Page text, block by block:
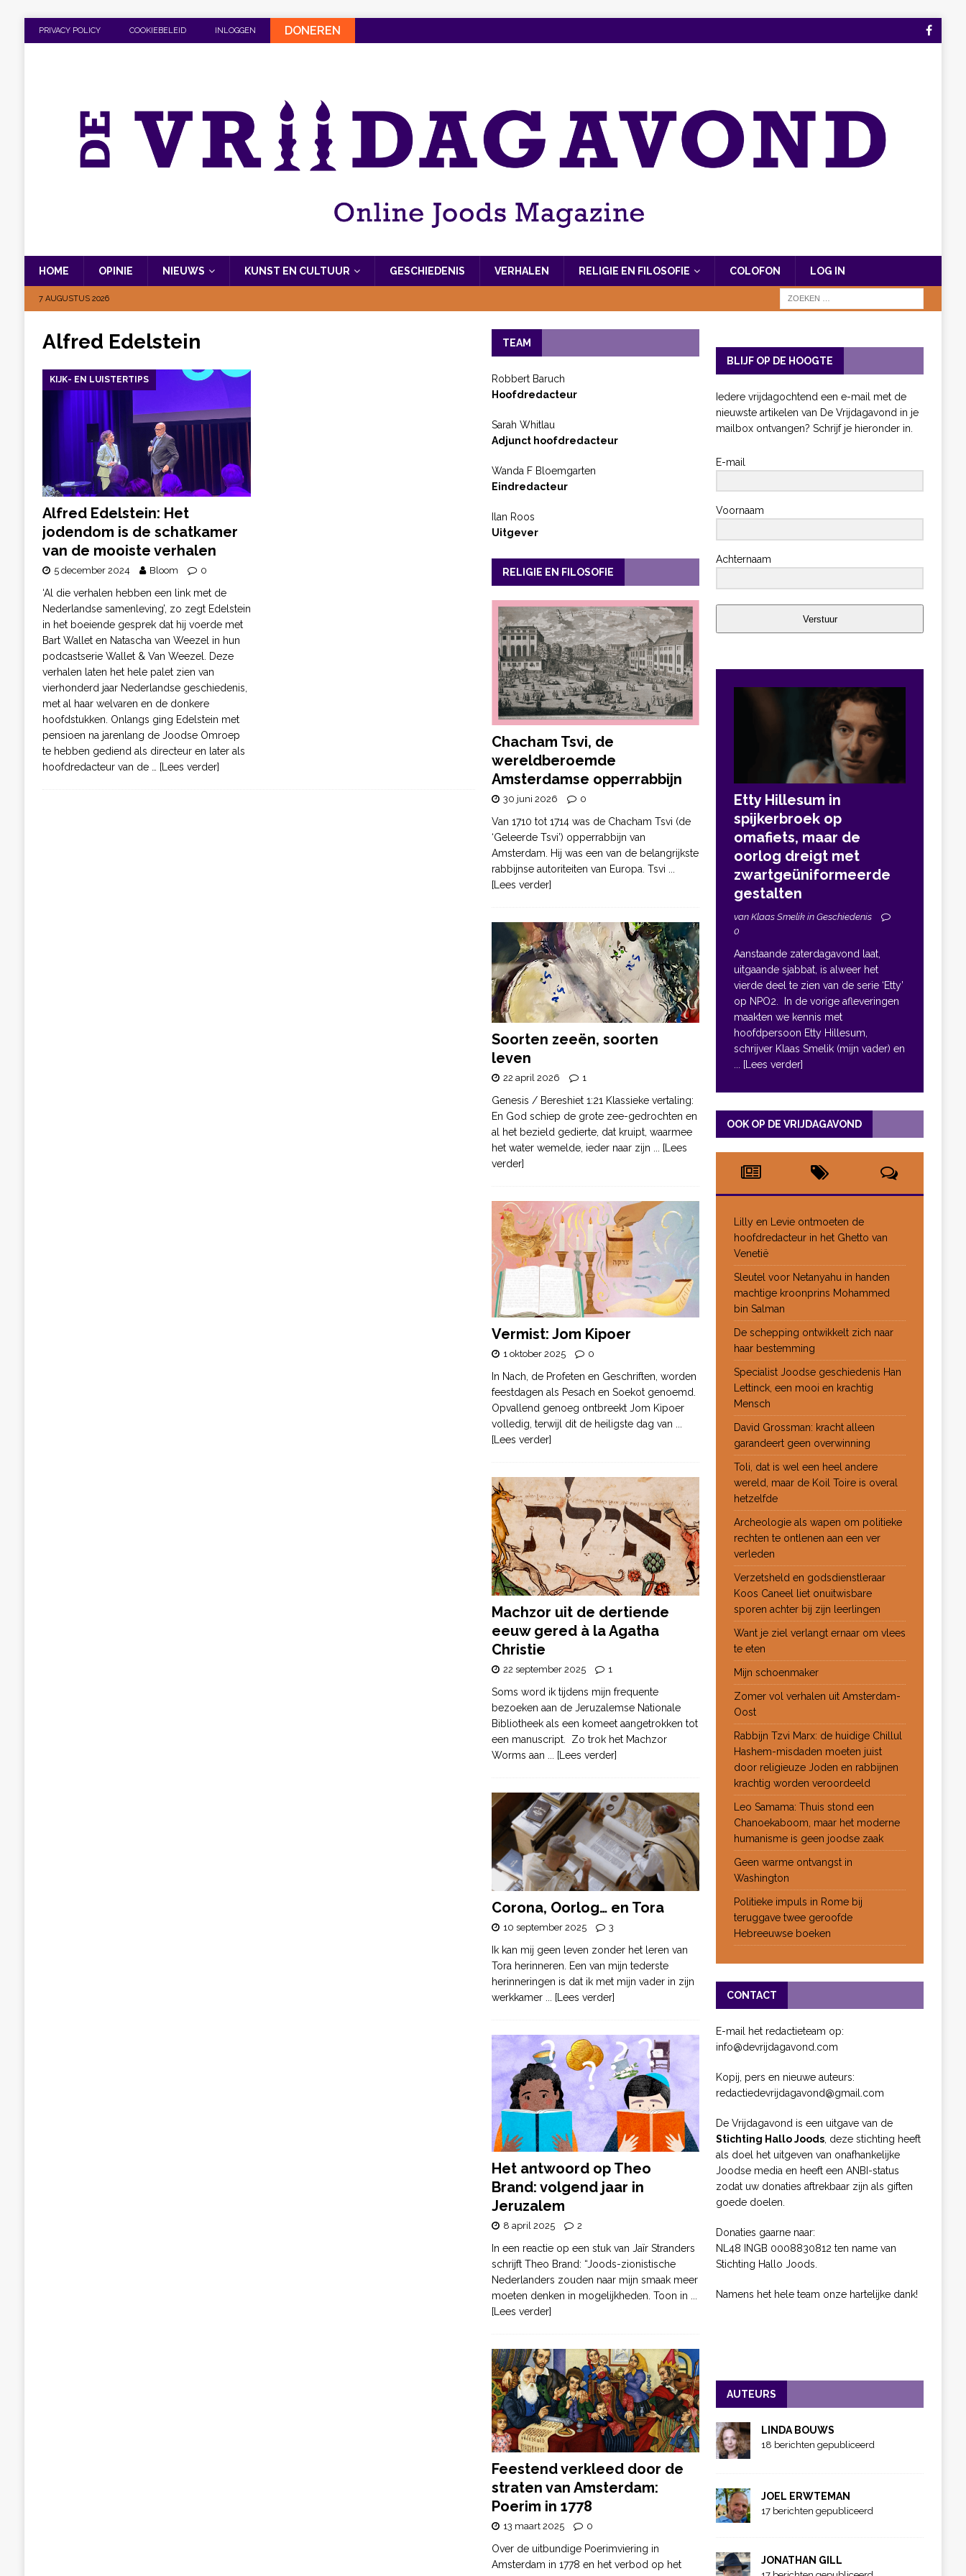
PRIVACY POLICY COOKIEBELEID INLOGGEN DONEREN
HOME OPINIE NIEUWS KUNST EN CULTUUR GESCHIEDENIS VERHALEN RELIGIE EN FILOSOFIE COLOFON LOG IN
7 AUGUSTUS 2026
Alfred Edelstein
KIJK- EN LUISTERTIPS
Alfred Edelstein: Het
jodendom is de schatkamer
van de mooiste verhalen
5 december 2024 Bloom 0
‘Al die verhalen hebben een link met de
Nederlandse samenleving’, zo zegt Edelstein
in het boeiende gesprek dat hij voerde met
Bart Wallet en Natascha van Weezel in hun
podcastserie Wallet & Van Weezel. Deze
verhalen laten het hele palet zien van
vierhonderd jaar Nederlandse geschiedenis,
met al haar welvaren en de donkere
hoofdstukken. Onlangs ging Edelstein met
pensioen na jarenlang de Joodse Omroep
te hebben gediend als directeur en later als
hoofdredacteur van de
… [Lees verder]
TEAM
Robbert Baruch
Hoofdredacteur
Sarah Whitlau
Adjunct hoofdredacteur
Wanda F Bloemgarten
Eindredacteur
Ilan Roos
Uitgever
RELIGIE EN FILOSOFIE
Chacham Tsvi, de
wereldberoemde
Amsterdamse opperrabbijn
30 juni 2026 0
Van 1710 tot 1714 was de Chacham Tsvi (de
‘Geleerde Tsvi’) opperrabbijn van
Amsterdam. Hij was een van de belangrijkste
rabbijnse autoriteiten van Europa. Tsvi
[Lees verder]
Soorten zeeën, soorten
leven
22 april 2026 1
Genesis / Bereshiet 1:21 Klassieke vertaling:
En God schiep de grote zee-gedrochten en
al het bezield gedierte, dat kruipt, waarmee
het water wemelde, ieder naar zijn ... [Lees
verder]
Vermist: Jom Kipoer
1 oktober 2025 0
In Nach, de Profeten en Geschriften, worden
feestdagen als Pesach en Soekot genoemd.
Opvallend genoeg ontbreekt Jom Kipoer
volledig, terwijl dit de heiligste dag van
[Lees verder]
Machzor uit de dertiende
eeuw gered à la Agatha
Christie
22 september 2025 1
Soms word ik tijdens mijn frequente
bezoeken aan de Jeruzalemse Nationale
Bibliotheek als een komeet aangetrokken tot
een manuscript. Zo trok het Machzor
Worms aan ... [Lees verder]
Corona, Oorlog… en Tora
10 september 2025 3
Ik kan mij geen leven zonder het leren van
Tora herinneren. Een van mijn tederste
herinneringen is dat ik met mijn vader in zijn
werkkamer ... [Lees verder]
Het antwoord op Theo
Brand: volgend jaar in
Jeruzalem
8 april 2025 2
In een reactie op een stuk van Jaïr Stranders
schrijft Theo Brand: “Joods-zionistische
Nederlanders zouden naar mijn smaak meer
moeten denken in mogelijkheden. Toon in
[Lees verder]
Feestend verkleed door de
straten van Amsterdam:
Poerim in 1778
13 maart 2025 0
Over de uitbundige Poerimviering in
Amsterdam in 1778 en het verbod op het
BLIJF OP DE HOOGTE
Iedere vrijdagochtend een e-mail met de
nieuwste artikelen van De Vrijdagavond in je
mailbox ontvangen? Schrijf je hieronder in.
E-mail
Voornaam
Achternaam
Verstuur
Etty Hillesum in
spijkerbroek op
omafiets, maar de
oorlog dreigt met
zwartgeüniformeerde
gestalten
van Klaas Smelik in Geschiedenis
0
Aanstaande zaterdagavond laat,
uitgaande sjabbat, is alweer het
vierde deel te zien van de serie ‘Etty’
op NPO2. In de vorige afleveringen
maakten we kennis met
hoofdpersoon Etty Hillesum,
schrijver Klaas Smelik (mijn vader) en
... [Lees verder]
OOK OP DE VRIJDAGAVOND
Lilly en Levie ontmoeten de
hoofdredacteur in het Ghetto van
Venetië
Sleutel voor Netanyahu in handen
machtige kroonprins Mohammed
bin Salman
De schepping ontwikkelt zich naar
haar bestemming
Specialist Joodse geschiedenis Han
Lettinck, een mooi en krachtig
Mensch
David Grossman: kracht alleen
garandeert geen overwinning
Toli, dat is wel een heel andere
wereld, maar de Koil Toire is overal
hetzelfde
Archeologie als wapen om politieke
rechten te ontlenen aan een ver
verleden
Verzetsheld en godsdienstleraar
Koos Caneel liet onuitwisbare
sporen achter bij zijn leerlingen
Want je ziel verlangt ernaar om vlees
te eten
Mijn schoenmaker
Zomer vol verhalen uit Amsterdam-
Oost
Rabbijn Tzvi Marx: de huidige Chillul
Hashem-misdaden moeten juist
door religieuze Joden en rabbijnen
krachtig worden veroordeeld
Leo Samama: Thuis stond een
Chanoekaboom, maar het moderne
humanisme is geen joodse zaak
Geen warme ontvangst in
Washington
Politieke impuls in Rome bij
teruggave twee geroofde
Hebreeuwse boeken
CONTACT
E-mail het redactieteam op:
info@devrijdagavond.com
Kopij, pers en nieuwe auteurs:
redactiedevrijdagavond@gmail.com
De Vrijdagavond is een uitgave van de
Stichting Hallo Joods, deze stichting heeft
als doel het uitgeven van onafhankelijke
Joodse media en heeft een ANBI-status
zodat uw donaties aftrekbaar zijn als giften
goede doelen.
Donaties gaarne naar:
NL48 INGB 0008830812 ten name van
Stichting Hallo Joods.
Namens het hele team onze hartelijke dank!
AUTEURS
LINDA BOUWS
18 berichten gepubliceerd
JOEL ERWTEMAN
17 berichten gepubliceerd
JONATHAN GILL